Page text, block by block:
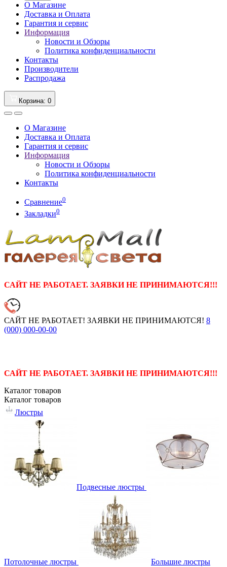
О Магазине
Доставка и Оплата
Гарантия и сервис
Информация
Новости и Обзоры
Политика конфиденциальности
Контакты
Производители
Распродажа
Корзина: 0
О Магазине
Доставка и Оплата
Гарантия и сервис
Информация
Новости и Обзоры
Политика конфиденциальности
Контакты
Сравнение0
Закладки0
САЙТ НЕ РАБОТАЕТ. ЗАЯВКИ НЕ ПРИНИМАЮТСЯ!!!
САЙТ НЕ РАБОТАЕТ! ЗАЯВКИ НЕ ПРИНИМАЮТСЯ! 8
(000) 000-00-00
САЙТ НЕ РАБОТАЕТ. ЗАЯВКИ НЕ ПРИНИМАЮТСЯ!!!
Каталог товаров
Каталог товаров
Люстры
Подвесные люстры
Потолочные люстры Большие люстры